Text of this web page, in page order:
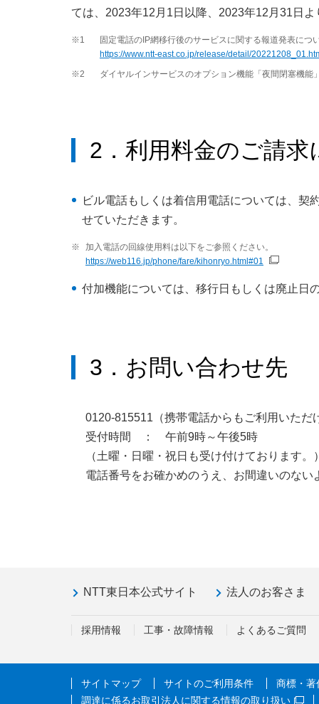
ては、2023年12月1日以降、2023年12月31日
※1
固定電話のIP網移行後のサービスに関する報道発表につ
https://www.ntt-east.co.jp/release/detail/
※2
ダイヤルインサービスのオプション機能「夜間閉塞機能
2．利用料金のご請求
ビル電話もしくは着信用電話については、契
せていただきます。
※
加入電話の回線使用料は以下をご参照ください。
https://web116.jp/phone/fare/kihonryo.html#01
付加機能については、移行日もしくは廃止日
3．お問い合わせ先
0120-815511（携帯電話からもご利用いただ
受付時間 ： 午前9時～午後5時
（土曜・日曜・祝日も受け付けております。
電話番号をお確かめのうえ、お間違いのない
NTT東日本公式サイト 法人のお客さま
採用情報 工事・故障情報 よくあるご質問
サイトマップ サイトのご利用条件
商標・著
調達に係るお取引法人に関する情報の取り扱い